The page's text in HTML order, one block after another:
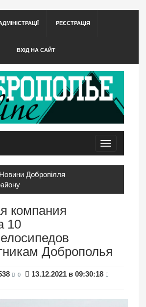
РЕЄСТРАЦІЯ
ВХІД НА САЙТ
Toggle
navigation
Новини Добропілля
компания
10
Доброполья
0 13.12.2021 в 09:30:18